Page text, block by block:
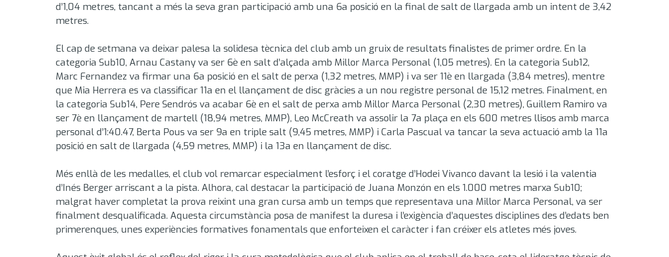
d’1,04 metres, tancant a més la seva gran participació amb una 6a posició en la final de salt de llargada amb un intent de 3,42
metres.
El cap de setmana va deixar palesa la solidesa tècnica del club amb un gruix de resultats finalistes de primer ordre. En la
categoria Sub10, Arnau Castany va ser 6è en salt d’alçada amb Millor Marca Personal (1,05 metres). En la categoria Sub12,
Marc Fernandez va firmar una 6a posició en el salt de perxa (1,32 metres, MMP) i va ser 11è en llargada (3,84 metres), mentre
que Mia Herrera es va classificar 11a en el llançament de disc gràcies a un nou registre personal de 15,12 metres. Finalment, en
la categoria Sub14, Pere Sendrós va acabar 6è en el salt de perxa amb Millor Marca Personal (2,30 metres), Guillem Ramiro va
ser 7è en llançament de martell (18,94 metres, MMP), Leo McCreath va assolir la 7a plaça en els 600 metres llisos amb marca
personal d’1:40.47, Berta Pous va ser 9a en triple salt (9,45 metres, MMP) i Carla Pascual va tancar la seva actuació amb la 11a
posició en salt de llargada (4,59 metres, MMP) i la 13a en llançament de disc.
Més enllà de les medalles, el club vol remarcar especialment l’esforç i el coratge d’Hodei Vivanco davant la lesió i la valentia
d’Inés Berger arriscant a la pista. Alhora, cal destacar la participació de Juana Monzón en els 1.000 metres marxa Sub10;
malgrat haver completat la prova reixint una gran cursa amb un temps que representava una Millor Marca Personal, va ser
finalment desqualificada. Aquesta circumstància posa de manifest la duresa i l’exigència d’aquestes disciplines des d’edats ben
primerenques, unes experiències formatives fonamentals que enforteixen el caràcter i fan créixer els atletes més joves.